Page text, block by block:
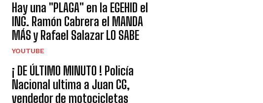
Hay una "PLAGA" en la EGEHID el
ING. Ramón Cabrera el MANDA
MÁS y Rafael Salazar LO SABE
YOUTUBE
¡ DE ÚLTIMO MINUTO ! Policía
Nacional ultima a Juan CG,
vendedor de motocicletas